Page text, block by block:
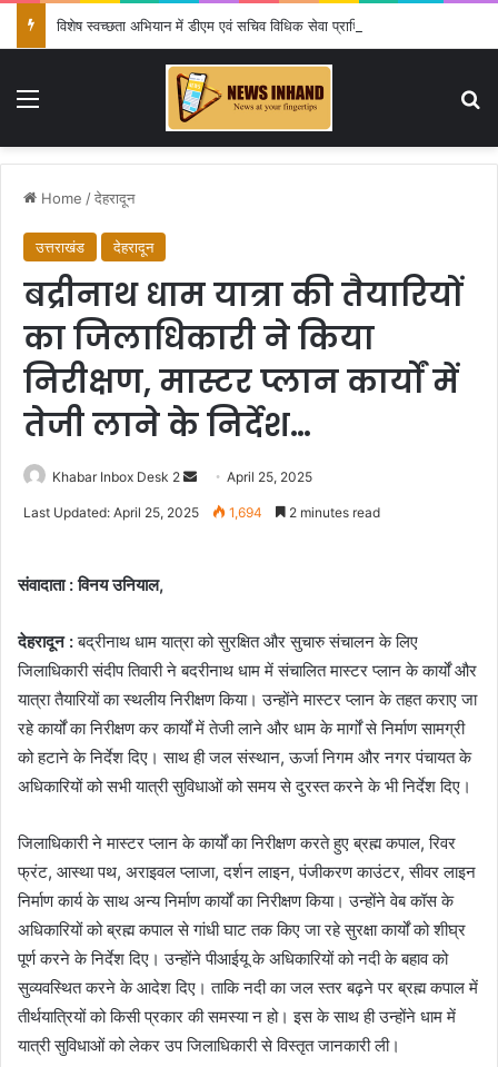
Menu
Home /देहरादून
उत्तराखंड देहरादून
बद्रीनाथ धाम यात्रा की तैयारियों
का जिलाधिकारी ने किया
निरीक्षण, मास्टर प्लान कार्यों में
तेजी लाने के निर्देश…
Khabar Inbox Desk 2
SendApril 25, 2025
Last Updated: April 25, 2025 1,694 2 minutes read
संवादाता : विनय उनियाल,
देहरादून :बद्रीनाथ धाम यात्रा को सुरक्षित और सुचारु संचालन के लिए
जिलाधिकारी संदीप तिवारी ने बदरीनाथ धाम में संचालित मास्टर प्लान के कार्यों और
यात्रा तैयारियों का स्थलीय निरीक्षण किया। उन्होंने मास्टर प्लान के तहत कराए जा
रहे कार्यों का निरीक्षण कर कार्यों में तेजी लाने और धाम के मार्गों से निर्माण सामग्री
को हटाने के निर्देश दिए। साथ ही जल संस्थान, ऊर्जा निगम और नगर पंचायत के
अधिकारियों को सभी यात्री सुविधाओं को समय से दुरस्त करने के भी निर्देश दिए।
जिलाधिकारी ने मास्टर प्लान के कार्यों का निरीक्षण करते हुए ब्रह्म कपाल, रिवर
फ्रंट, आस्था पथ, अराइवल प्लाजा, दर्शन लाइन, पंजीकरण काउंटर, सीवर लाइन
निर्माण कार्य के साथ अन्य निर्माण कार्यों का निरीक्षण किया। उन्होंने वेब कॉस के
अधिकारियों को ब्रह्म कपाल से गांधी घाट तक किए जा रहे सुरक्षा कार्यों को शीघ्र
पूर्ण करने के निर्देश दिए। उन्होंने पीआईयू के अधिकारियों को नदी के बहाव को
सुव्यवस्थित करने के आदेश दिए। ताकि नदी का जल स्तर बढ़ने पर ब्रह्म कपाल में
तीर्थयात्रियों को किसी प्रकार की समस्या न हो। इस के साथ ही उन्होंने धाम में
यात्री सुविधाओं को लेकर उप जिलाधिकारी से विस्तृत जानकारी ली।